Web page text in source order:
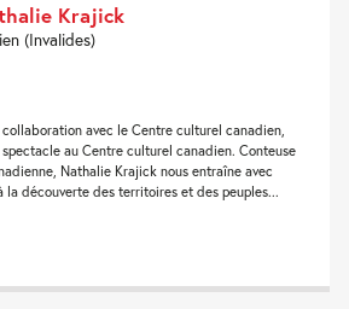
Krajick
(Invalides)
collaboration avec le Centre culturel canadien,
au Centre culturel canadien. Conteuse
Nathalie Krajick nous entraîne avec
découverte des territoires et des peuples...